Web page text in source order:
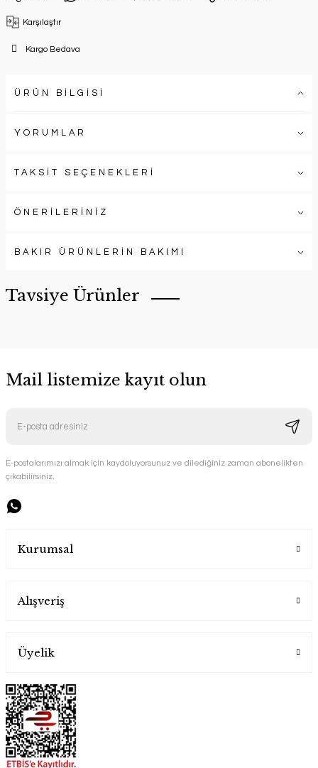
Karşılaştır
Kargo Bedava
ÜRÜN BİLGİSİ
YORUMLAR
TAKSİT SEÇENEKLERİ
ÖNERİLERİNİZ
BAKIR ÜRÜNLERİN BAKIMI
Tavsiye Ürünler
Handygoo
El Yapımı Metalik Mırra Cezvesi 4 lu Set
Handygoo
Mail listemize kayıt olun
E-postalarımızı almak için kaydoluyorsunuz ve dilediğiniz zaman abonelikten
çıkabilirsiniz.
Kurumsal
Alışveriş
Üyelik